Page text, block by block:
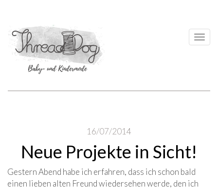
16/07/2014
Neue Projekte in Sicht!
Gestern Abend habe ich erfahren, dass ich schon bald
einen lieben alten Freund wiedersehen werde, den ich